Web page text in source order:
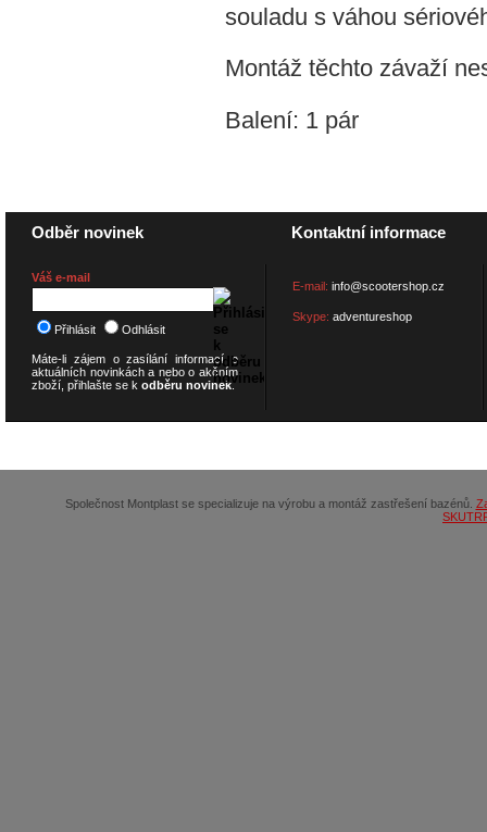
souladu s váhou
Montáž těchto závaží
Balení: 1 pár
Odběr novinek
Váš e-mail
Přihlásit Odhlásit
Máte-li zájem o zasílání informací o
aktuálních novinkách a nebo o akčním
zboží, přihlašte se k odběru novinek.
Kontaktní informace
E-mail: info@scootershop.cz
Skype: adventureshop
Společnost Montplast se specializuje na výrobu a montáž zastřešení bazénů.